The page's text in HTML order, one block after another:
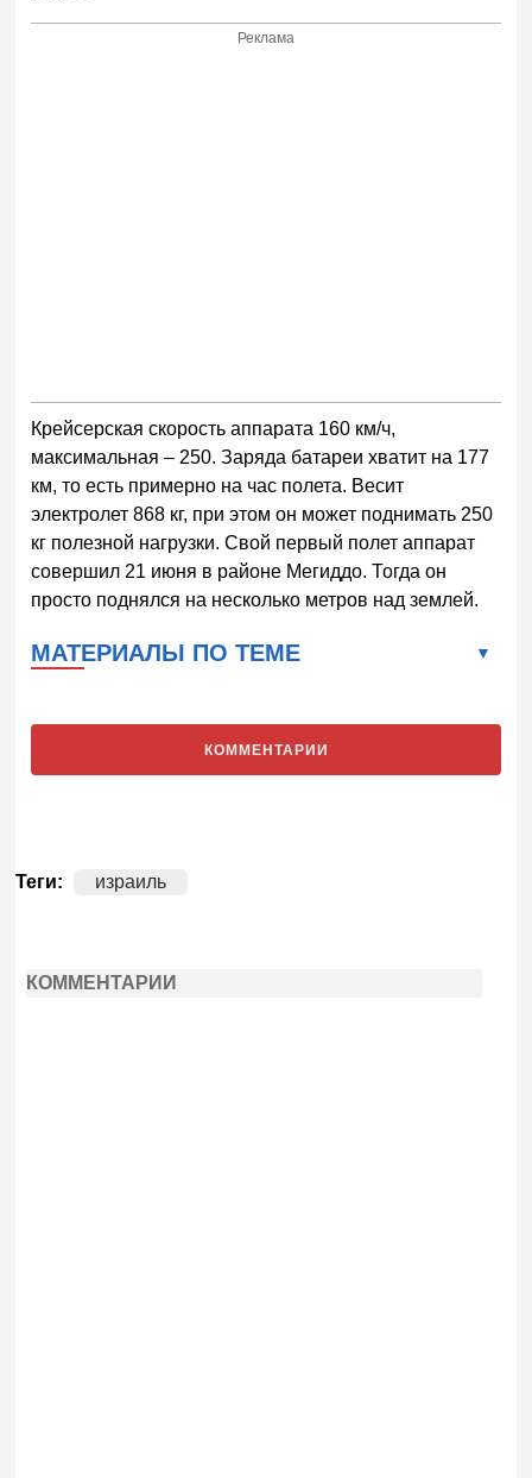
Реклама
Крейсерская скорость аппарата 160 км/ч,
максимальная – 250. Заряда батареи хватит на 177
км, то есть примерно на час полета. Весит
электролет 868 кг, при этом он может поднимать 250
кг полезной нагрузки. Свой первый полет аппарат
совершил 21 июня в районе Мегиддо. Тогда он
просто поднялся на несколько метров над землей.
МАТЕРИАЛЫ ПО ТЕМЕ
КОММЕНТАРИИ
Теги: израиль
КОММЕНТАРИИ